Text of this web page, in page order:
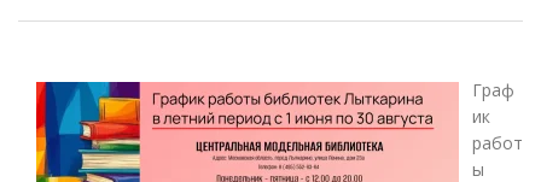
Граф
ик
работ
ы